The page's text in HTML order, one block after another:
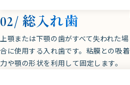
02/ 総入れ歯
上顎または下顎の歯がすべて失われた場
合に使用する入れ歯です。粘膜との吸着
力や顎の形状を利用して固定します。